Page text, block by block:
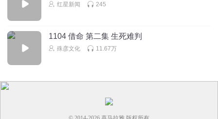
红星新闻 245
1104 借命 第二集 生死难判
殊彦文化 11.67万